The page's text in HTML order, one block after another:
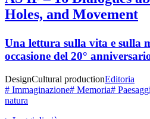
Holes, and Movement
Una lettura sulla vita e sulla
occasione del 20°
DesignCultural productionEditoria
# Immaginazione# Memoria#
natura